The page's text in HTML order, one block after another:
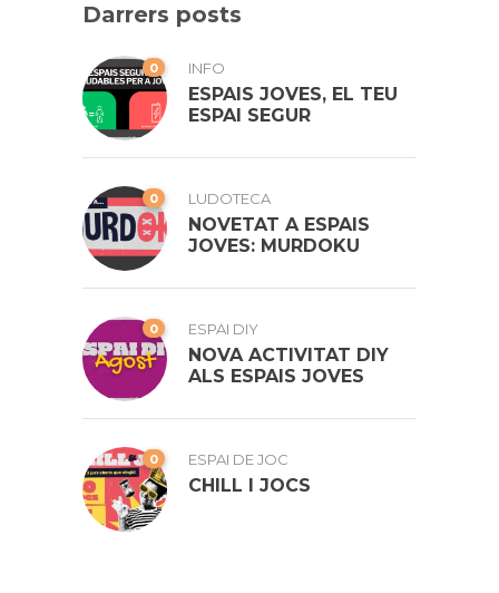
Darrers posts
0 INFO
ESPAIS JOVES, EL TEU
ESPAI SEGUR
0 LUDOTECA
NOVETAT A ESPAIS
JOVES: MURDOKU
0 ESPAI DIY
NOVA ACTIVITAT DIY
ALS ESPAIS JOVES
0 ESPAI DE JOC
CHILL I JOCS